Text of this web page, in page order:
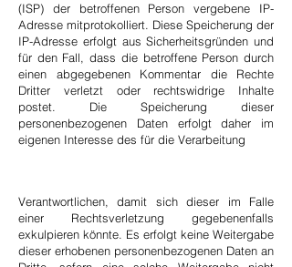
(ISP) der betroffenen Person vergebene IP-
Adresse mitprotokolliert. Diese Speicherung der
IP-Adresse erfolgt aus Sicherheitsgründen und
für den Fall, dass die betroffene Person durch
einen abgegebenen Kommentar die Rechte
Dritter verletzt oder rechtswidrige Inhalte
postet. Die Speicherung dieser
personenbezogenen Daten erfolgt daher im
eigenen Interesse des für die Verarbeitung
Verantwortlichen, damit sich dieser im Falle
einer Rechtsverletzung gegebenenfalls
exkulpieren könnte. Es erfolgt keine Weitergabe
dieser erhobenen personenbezogenen Daten an